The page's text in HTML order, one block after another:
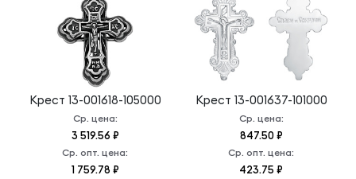
Крест 13-001618-105000
Ср. цена:
3 519.56 ₽
Ср. опт. цена:
1 759.78 ₽
Крест 13-001637-101000
Ср. цена:
847.50 ₽
Ср. опт. цена:
423.75 ₽